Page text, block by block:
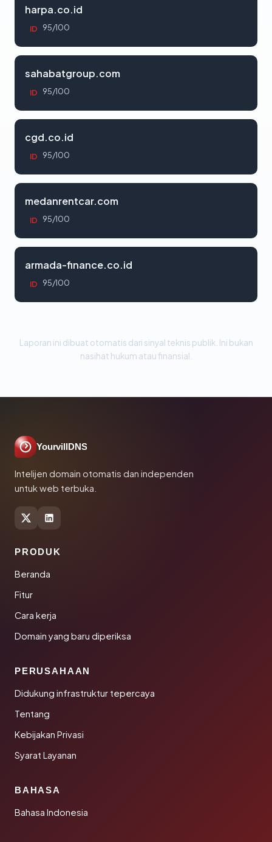
harpa.co.id
ID 95/100
sahabatgroup.com
ID 95/100
cgd.co.id
ID 95/100
medanrentcar.com
ID 95/100
armada-finance.co.id
ID 95/100
Laporan ini dibuat otomatis dari sinyal teknis publik. Ini bukan
nasihat hukum atau finansial.
YourvillDNS
Intelijen domain otomatis dan independen
untuk web terbuka.
PRODUK
Beranda
Fitur
Cara kerja
Domain yang baru diperiksa
PERUSAHAAN
Didukung infrastruktur tepercaya
Tentang
Kebijakan Privasi
Syarat Layanan
BAHASA
Bahasa Indonesia